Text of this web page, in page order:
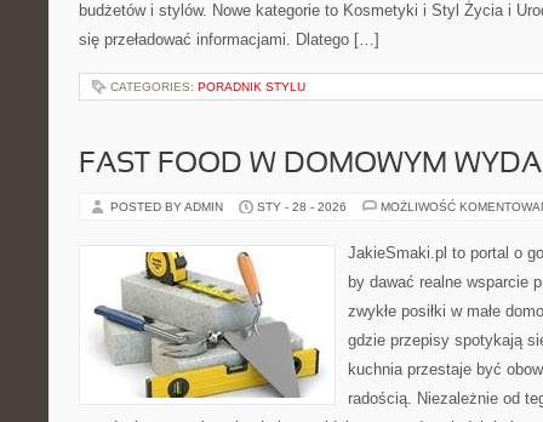
budżetów i stylów. Nowe kategorie to Kosmetyki i Styl Życia i
się przeładować informacjami. Dlatego […]
CATEGORIES: PORADNIK STYLU
FAST FOOD W DOMOWYM
POSTED BY ADMIN STY - 28 - 2026 MOŻLIWOŚĆ
JakieSmaki.pl to portal o
by dawać realne wsparcie
zwykłe posiłki w małe
gdzie przepisy spotykają
kuchnia przestaje być
radością. Niezależnie od